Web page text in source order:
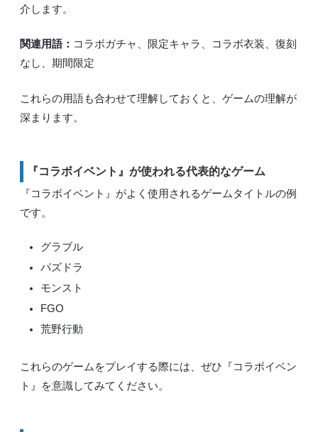
介します。
関連用語： コラボガチャ、限定キャラ、コラボ衣装、復刻
なし、期間限定
これらの用語も合わせて理解しておくと、ゲームの理解が
深まります。
『コラボイベント』が使われる代表的なゲーム
『コラボイベント』がよく使用されるゲームタイトルの例
です。
グラブル
パズドラ
モンスト
FGO
荒野行動
これらのゲームをプレイする際には、ぜひ『コラボイベン
ト』を意識してみてください。